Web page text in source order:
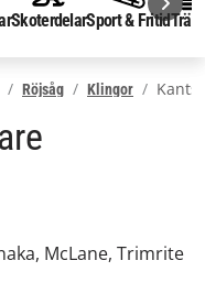
SkoterdelarSport & Fritid
Röjsåg Klingor
McLane, Trimrite